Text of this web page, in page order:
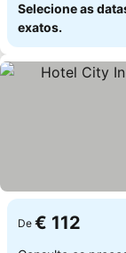
Selecione as
exatos.
De € 112